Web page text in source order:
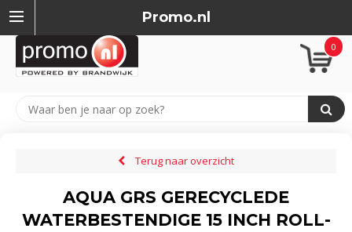
Promo.nl
0
Terug naar overzicht
AQUA GRS GERECYCLEDE
WATERBESTENDIGE 15 INCH ROLL-